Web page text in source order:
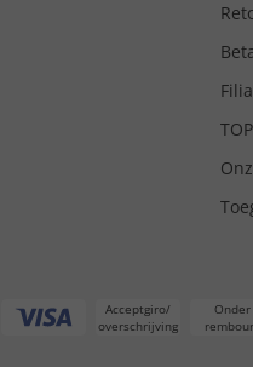
Acceptgiro/
overschrijving
Onder